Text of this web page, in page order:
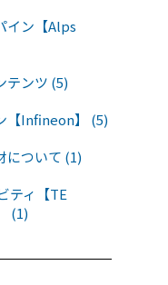
イン【Alps
テンツ (5)
【Infineon】 (5)
について (1)
ティ【TE
(1)